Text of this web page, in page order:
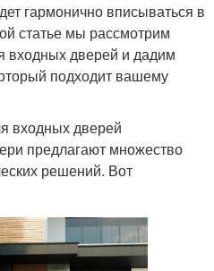
гармонично вписываться в
статье мы рассмотрим
дверей и дадим
подходит вашему
входных дверей
предлагают множество
решений. Вот